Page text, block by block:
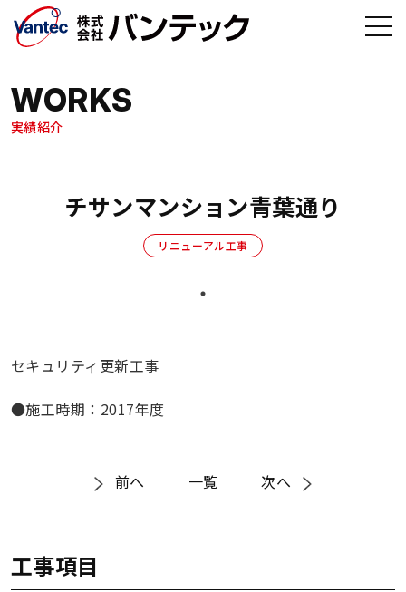
メインコンテンツへ移動
WORKS
実績紹介
チサンマンション青葉通り
リニューアル工事
セキュリティ更新工事
●施工時期：2017年度
前へ 一覧 次へ
工事項目